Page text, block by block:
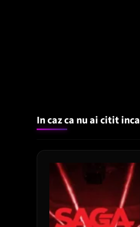
In caz ca nu ai citit inca